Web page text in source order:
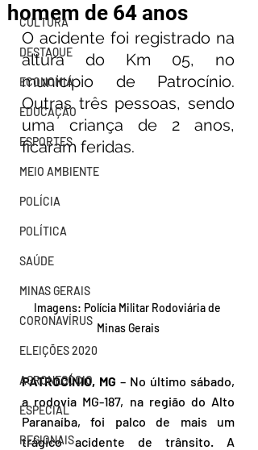
CULTURA
DESTAQUE
ECONOMIA
EDUCAÇÃO
ESPORTES
MEIO AMBIENTE
POLÍCIA
POLÍTICA
SAÚDE
MINAS GERAIS
CORONAVÍRUS
ELEIÇÕES 2020
AGRONEGÓCIO
ESPECIAL
REGIONAIS
homem de 64 anos
O acidente foi registrado na
altura do Km 05, no
município de Patrocínio.
Outras três pessoas, sendo
uma criança de 2 anos,
ficaram feridas.
Imagens: Polícia Militar Rodoviária de
Minas Gerais
PATROCÍNIO, MG – No último sábado,
a rodovia MG-187, na região do Alto
Paranaíba, foi palco de mais um
trágico acidente de trânsito. A